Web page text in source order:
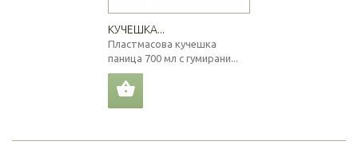
КУЧЕШКА...
Пластмасова кучешка
паница 700 мл с гумирани...